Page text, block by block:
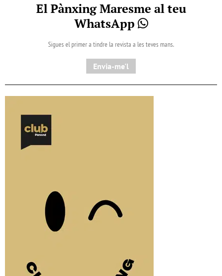
El Pànxing Maresme al teu
WhatsApp
Sigues el primer a tindre la revista a les teves mans.
Envia-me'l